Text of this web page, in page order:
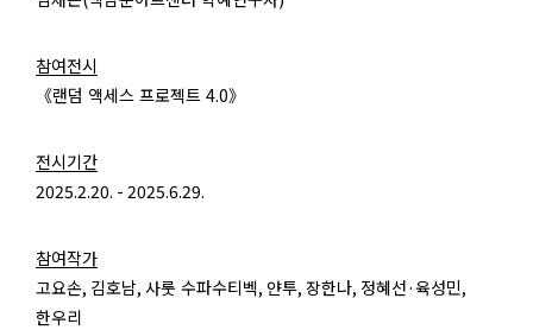
참여전시
《랜덤 액세스 프로젝트 4.0》
전시기간
2025.2.20. - 2025.6.29.
참여작가
고요손, 김호남, 사룻 수파수티벡, 얀투, 장한나, 정혜선·육성민,
한우리